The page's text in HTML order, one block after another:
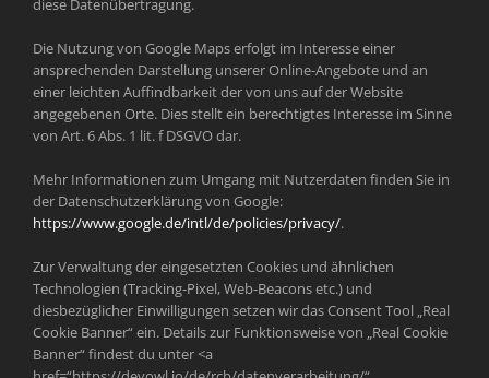
diese Datenübertragung.
Die Nutzung von Google Maps erfolgt im Interesse einer
ansprechenden Darstellung unserer Online-Angebote und an
einer leichten Auffindbarkeit der von uns auf der Website
angegebenen Orte. Dies stellt ein berechtigtes Interesse im Sinne
von Art. 6 Abs. 1 lit. f DSGVO dar.
Mehr Informationen zum Umgang mit Nutzerdaten finden Sie in
der Datenschutzerklärung von Google:
https://www.google.de/intl/de/policies/privacy/.
Zur Verwaltung der eingesetzten Cookies und ähnlichen
Technologien (Tracking-Pixel, Web-Beacons etc.) und
diesbezüglicher Einwilligungen setzen wir das Consent Tool „Real
Cookie Banner“ ein. Details zur Funktionsweise von „Real Cookie
Banner“ findest du unter <a